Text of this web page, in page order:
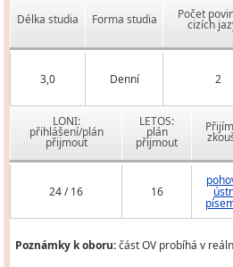
Délka studia Forma studia Počet
cizích
3,0 Denní 2
LONI:
přihlášení/plán
přijmout
LETOS:
plán
přijmout
24 / 16 16
Poznámky k oboru:část OV probíhá v